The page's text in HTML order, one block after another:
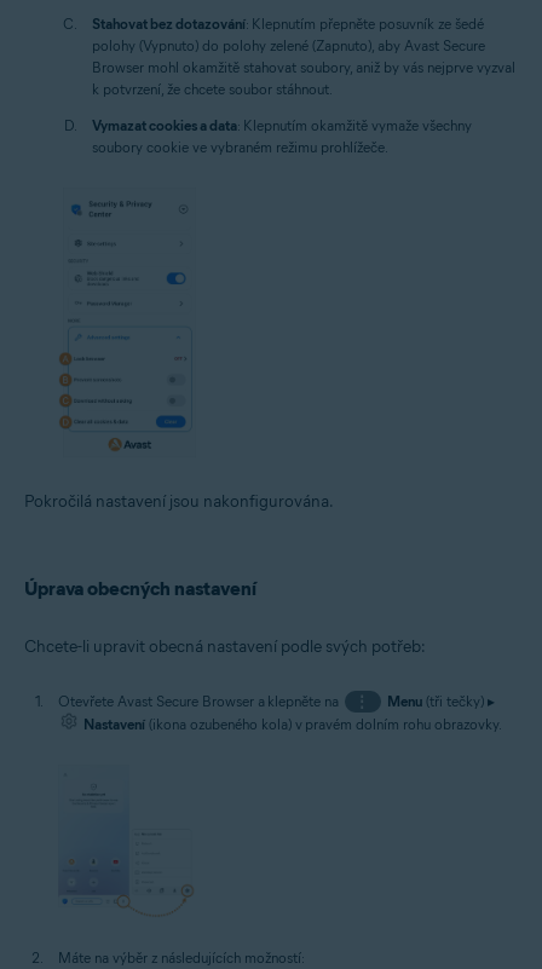
Stahovat bez dotazování: Klepnutím přepněte posuvník ze šedé
polohy (Vypnuto) do polohy zelené (Zapnuto), aby Avast Secure
Browser mohl okamžitě stahovat soubory, aniž by vás nejprve vyzval
k potvrzení, že chcete soubor stáhnout.
Vymazat cookies a data: Klepnutím okamžitě vymaže všechny
soubory cookie ve vybraném režimu prohlížeče.
Pokročilá nastavení jsou nakonfigurována.
Úprava obecných nastavení
Chcete-li upravit obecná nastavení podle svých potřeb:
Otevřete Avast Secure Browser a klepněte na ⋮ Menu(tři tečky) ▸
Nastavení (ikona ozubeného kola) v pravém dolním rohu obrazovky.
Máte na výběr z následujících možností: